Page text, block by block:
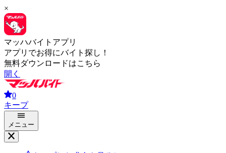
×
マッハバイトアプリ
アプリでお得にバイト探し！
無料ダウンロードはこちら
開く
0
キープ
メニュー